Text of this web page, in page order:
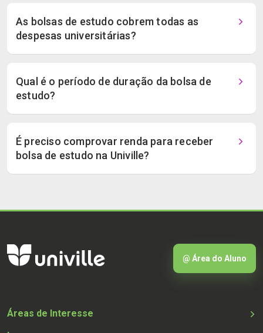
As bolsas de estudo cobrem todas as
despesas universitárias?
Qual é o período de duração da bolsa de
estudo?
É preciso comprovar renda para receber
bolsa de estudo na Univille?
@ Área do Aluno
Áreas de Interesse